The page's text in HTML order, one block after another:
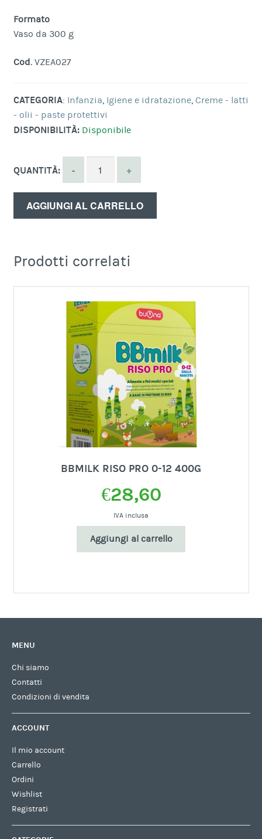
Formato
Vaso da 300 g
Cod.VZEA027
CATEGORIA: Infanzia, Igiene e idratazione, Creme - latti
- olii - paste protettivi
DISPONIBILITÀ: Disponibile
QUANTITÀ:
AGGIUNGI AL CARRELLO
Prodotti correlati
BBMILK RISO PRO 0-12 400G
€28,60
IVA inclusa
Aggiungi al carrello
MENU
Chi siamo
Contatti
Condizioni di vendita
ACCOUNT
Il mio account
Carrello
Ordini
Wishlist
Registrati